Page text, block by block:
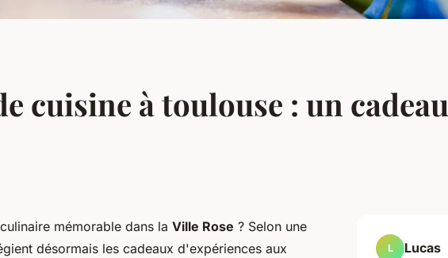
cuisine à toulouse : un cadeau
mémorable dans la Ville Rose ? Selon une
désormais les cadeaux d'expériences aux
L Lucas